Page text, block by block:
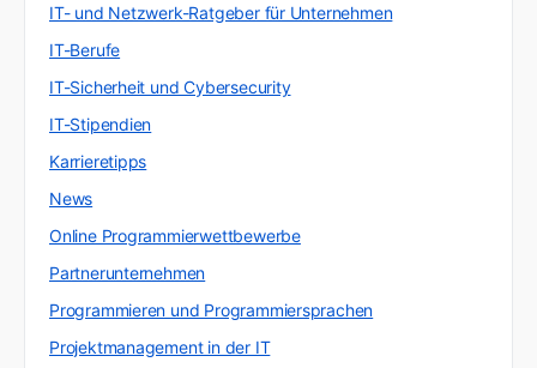
IT- und Netzwerk-Ratgeber für Unternehmen
IT-Berufe
IT-Sicherheit und Cybersecurity
IT-Stipendien
Karrieretipps
News
Online Programmierwettbewerbe
Partnerunternehmen
Programmieren und Programmiersprachen
Projektmanagement in der IT